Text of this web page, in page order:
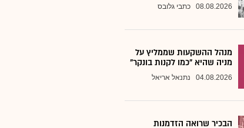
08.08.2026 כתבי גלובס
מנהל ההשקעות שממליץ על
מניה שהיא "כמו לקנות בונקר"
04.08.2026 נתנאל אריאל
הבכיר שרואה הזדמנות